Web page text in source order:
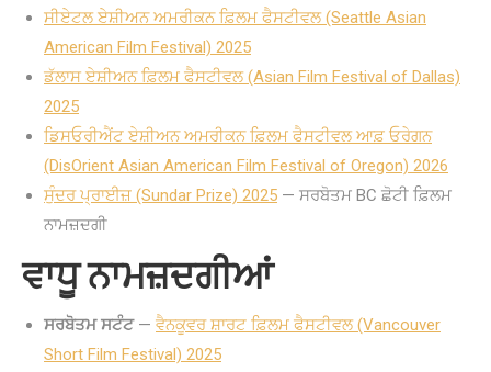
ਸੀਏਟਲ ਏਸ਼ੀਅਨ ਅਮਰੀਕਨ ਫ਼ਿਲਮ ਫੈਸਟੀਵਲ (Seattle Asian
American Film Festival) 2025
ਡੱਲਾਸ ਏਸ਼ੀਅਨ ਫ਼ਿਲਮ ਫੈਸਟੀਵਲ (Asian Film Festival of Dallas)
2025
ਡਿਸਓਰੀਐਂਟ ਏਸ਼ੀਅਨ ਅਮਰੀਕਨ ਫ਼ਿਲਮ ਫੈਸਟੀਵਲ ਆਫ਼ ਓਰੇਗਨ
(DisOrient Asian American Film Festival of Oregon) 2026
ਸੁੰਦਰ ਪ੍ਰਾਈਜ਼ (Sundar Prize) 2025 — ਸਰਬੋਤਮ BC ਛੋਟੀ ਫ਼ਿਲਮ
ਨਾਮਜ਼ਦਗੀ
ਵਾਧੂ ਨਾਮਜ਼ਦਗੀਆਂ
ਸਰਬੋਤਮ ਸਟੰਟ— ਵੈਨਕੂਵਰ ਸ਼ਾਰਟ ਫ਼ਿਲਮ ਫੈਸਟੀਵਲ (Vancouver
Short Film Festival) 2025